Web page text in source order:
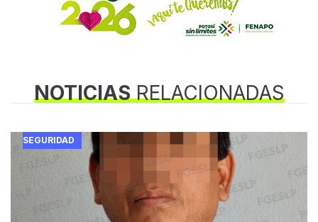
NOTICIASRELACIONADAS
SEGURIDAD